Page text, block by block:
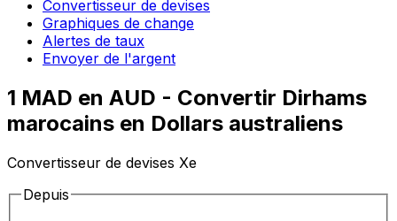
Convertisseur de devises
Graphiques de change
Alertes de taux
Envoyer de l'argent
1 MAD en AUD - Convertir Dirhams
marocains en Dollars australiens
Convertisseur de devises Xe
Depuis